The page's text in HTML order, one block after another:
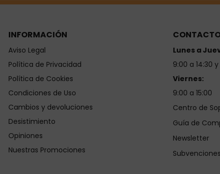
INFORMACIÓN
Aviso Legal
Política de Privacidad
Política de Cookies
Condiciones de Uso
Cambios y devoluciones
Desistimiento
Opiniones
Nuestras Promociones
Lunes a
9:00 a 14:30
Viernes:
9:00 a 15:00
Centro de
Guía de
Newsletter
Subvenciones